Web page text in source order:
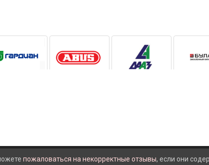
пожаловаться на некорректные отзывы, если они